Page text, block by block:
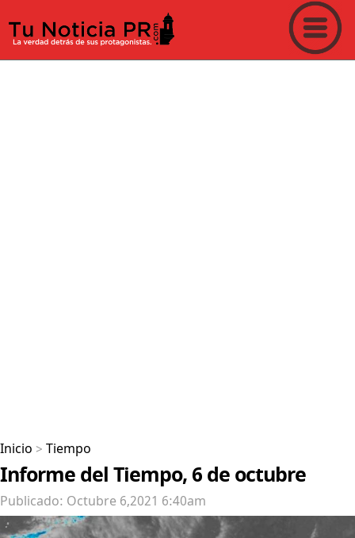
Inicio > Tiempo
Informe del Tiempo, 6 de octubre
Publicado: Octubre 6,2021 6:40am